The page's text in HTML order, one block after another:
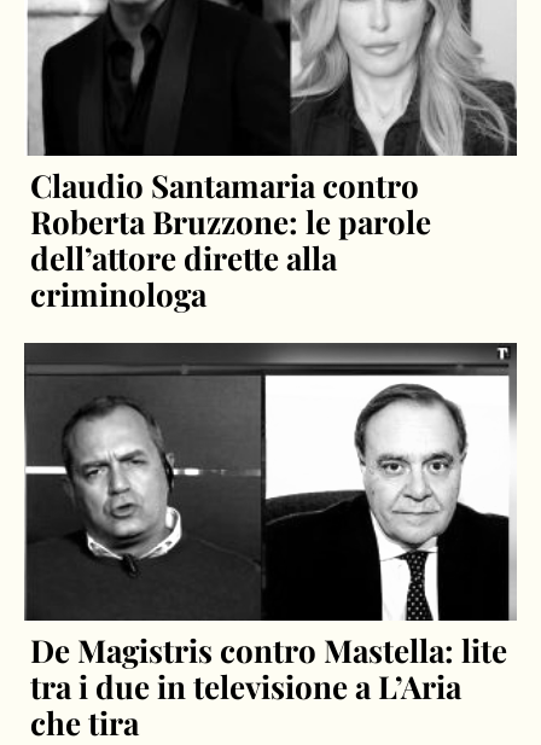
Claudio Santamaria contro
Roberta Bruzzone: le parole
dell’attore dirette alla
criminologa
De Magistris contro Mastella: lite
tra i due in televisione a L’Aria
che tira